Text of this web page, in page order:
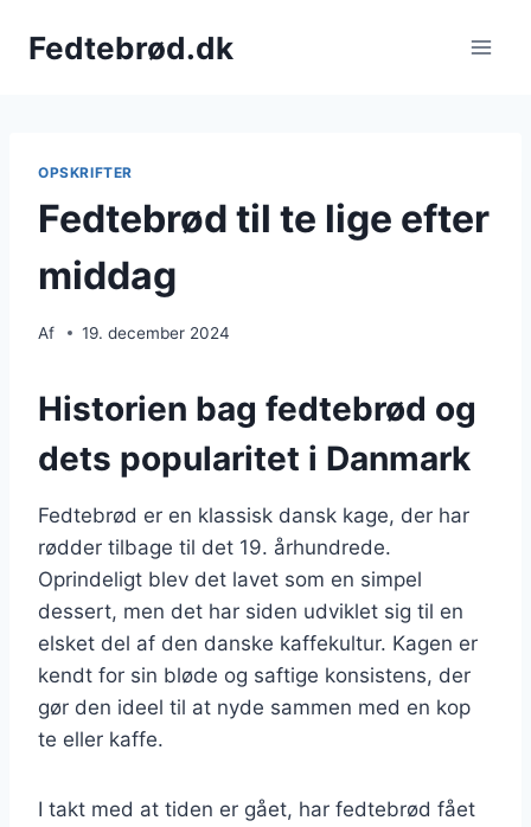
Fedtebrød.dk
OPSKRIFTER
Fedtebrød til te lige efter
middag
Af 19. december 2024
Historien bag fedtebrød og
dets popularitet i Danmark
Fedtebrød er en klassisk dansk kage, der har
rødder tilbage til det 19. århundrede.
Oprindeligt blev det lavet som en simpel
dessert, men det har siden udviklet sig til en
elsket del af den danske kaffekultur. Kagen er
kendt for sin bløde og saftige konsistens, der
gør den ideel til at nyde sammen med en kop
te eller kaffe.
I takt med at tiden er gået, har fedtebrød fået